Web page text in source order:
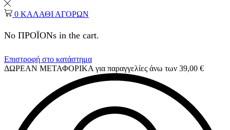
0 ΚΑΛΑΘΙ ΑΓΟΡΩΝ
No ΠΡΟΪΟΝs in the cart.
Επιστροφή στο κατάστημα
ΔΩΡΕΑΝ ΜΕΤΑΦΟΡΙΚΑ για παραγγελίες άνω των 39,00 €